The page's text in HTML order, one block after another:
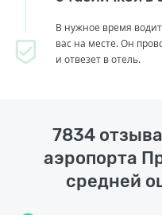
В нужное время
вас на месте. Он
и отвезет в отель.
7834
аэропорта
средней